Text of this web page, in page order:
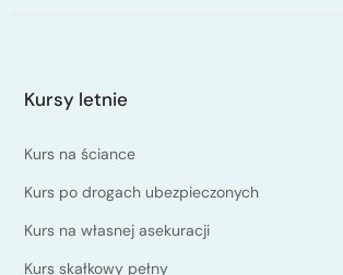
Kursy letnie
Kurs na ściance
Kurs po drogach ubezpieczonych
Kurs na własnej asekuracji
Kurs skałkowy pełny